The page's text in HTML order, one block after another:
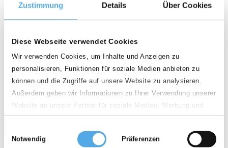
Zustimmung Details Über Cookies
Diese Webseite verwendet Cookies
Wir verwenden Cookies, um Inhalte und Anzeigen zu
personalisieren, Funktionen für soziale Medien anbieten zu
können und die Zugriffe auf unsere Website zu analysieren.
Außerdem geben wir Informationen zu Ihrer Verwendung unserer
Website an unsere Partner für soziale Medien, Werbung und
Analysen weiter. Unsere Partner führen diese Informationen
möglicherweise mit weiteren Daten zusammen, die Sie ihnen
bereitgestellt haben oder die sie im Rahmen Ihrer Nutzung der
Notwendig Präferenzen
USATO COME NUOVO